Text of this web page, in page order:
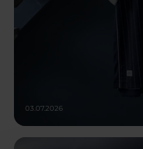
03.07.2026